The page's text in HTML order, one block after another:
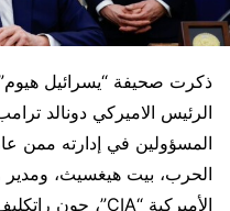
ذكرت صحيفة “يسرائيل
الرئيس الاميركي دونالد
المسؤولين في إدارته ممن
الحرب، بيت هيغسيث، ومدير
الأميركية “CIA”، جون راتكليف.